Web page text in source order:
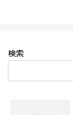
検索